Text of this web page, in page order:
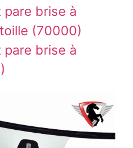
pare brise à
(70000)
pare brise à